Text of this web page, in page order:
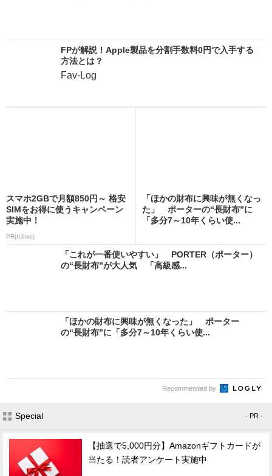
FPが解説！Apple製品を分割手数料0円で入手する
方法とは？
Fav-Log
スマホ2GBで月額850円～ 格安
SIMをお得に使うキャンペーン
実施中！
PR(IIJmio)
「ほかの財布に興味が無くなっ
た」 ポーターの“長財布”に
「多分7～10年くらい使...
「これが一番使いやすい」 PORTER（ポーター）
の“長財布”が大人気 「高級感...
「ほかの財布に興味が無くなった」 ポーター
の“長財布”に「多分7～10年くらい使...
Recommended by
Special - PR -
【抽選で5,000円分】Amazonギフトカードが
当たる！読者アンケート実施中